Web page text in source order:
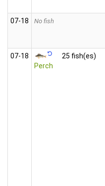
07‑18 No fish
07‑18
Perch
25 fish(es)